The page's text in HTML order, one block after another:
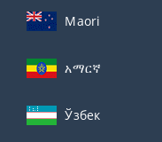
Maori
አማርኛ
Ўзбек